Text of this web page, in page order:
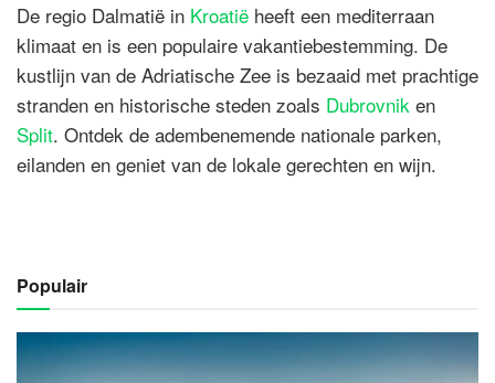
De regio Dalmatië in Kroatië heeft een mediterraan
klimaat en is een populaire vakantiebestemming. De
kustlijn van de Adriatische Zee is bezaaid met prachtige
stranden en historische steden zoals Dubrovnik en
Split. Ontdek de adembenemende nationale parken,
eilanden en geniet van de lokale gerechten en wijn.
Populair